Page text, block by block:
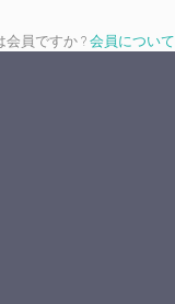
会員ですか ? 会員について